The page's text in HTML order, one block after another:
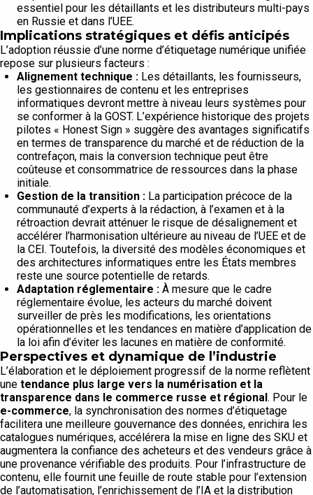
essentiel pour les détaillants et les distributeurs multi-pays
en Russie et dans l’UEE.
Implications stratégiques et défis anticipés
L’adoption réussie d’une norme d’étiquetage numérique unifiée
repose sur plusieurs facteurs :
Alignement technique : Les détaillants, les fournisseurs,
les gestionnaires de contenu et les entreprises
informatiques devront mettre à niveau leurs systèmes pour
se conformer à la GOST. L’expérience historique des projets
pilotes « Honest Sign » suggère des avantages significatifs
en termes de transparence du marché et de réduction de la
contrefaçon, mais la conversion technique peut être
coûteuse et consommatrice de ressources dans la phase
initiale.
Gestion de la transition : La participation précoce de la
communauté d’experts à la rédaction, à l’examen et à la
rétroaction devrait atténuer le risque de désalignement et
accélérer l’harmonisation ultérieure au niveau de l’UEE et de
la CEI. Toutefois, la diversité des modèles économiques et
des architectures informatiques entre les États membres
reste une source potentielle de retards.
Adaptation réglementaire : À mesure que le cadre
réglementaire évolue, les acteurs du marché doivent
surveiller de près les modifications, les orientations
opérationnelles et les tendances en matière d’application de
la loi afin d’éviter les lacunes en matière de conformité.
Perspectives et dynamique de l’industrie
L’élaboration et le déploiement progressif de la norme reflètent
une tendance plus large vers la numérisation et la
transparence dans le commerce russe et régional . Pour le
e-commerce, la synchronisation des normes d’étiquetage
facilitera une meilleure gouvernance des données, enrichira les
catalogues numériques, accélérera la mise en ligne des SKU et
augmentera la confiance des acheteurs et des vendeurs grâce à
une provenance vérifiable des produits. Pour l’infrastructure de
contenu, elle fournit une feuille de route stable pour l’extension
de l’automatisation, l’enrichissement de l’IA et la distribution